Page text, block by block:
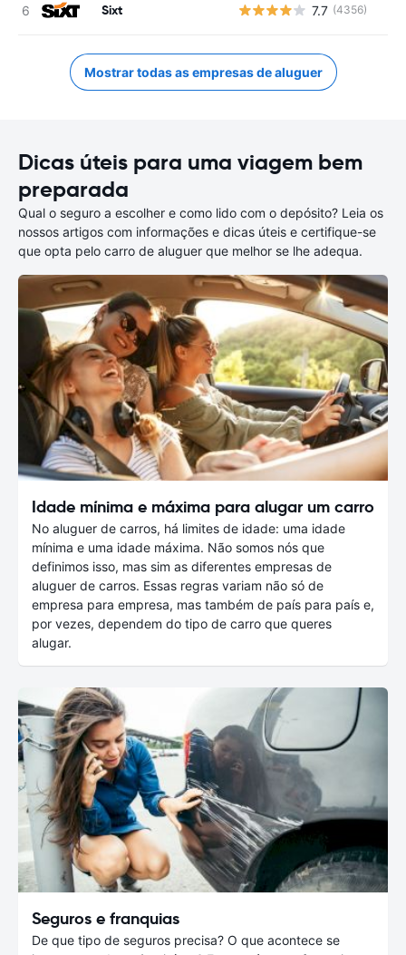
Sixt 7.7 (4356)
Mostrar todas as empresas de aluguer
Dicas úteis para uma viagem bem
preparada
Qual o seguro a escolher e como lido com o depósito? Leia os
nossos artigos com informações e dicas úteis e certifique-se
que opta pelo carro de aluguer que melhor se lhe adequa.
Idade mínima e máxima para alugar um carro
No aluguer de carros, há limites de idade: uma idade
mínima e uma idade máxima. Não somos nós que
definimos isso, mas sim as diferentes empresas de
aluguer de carros. Essas regras variam não só de
empresa para empresa, mas também de país para país e,
por vezes, dependem do tipo de carro que queres
alugar.
Seguros e franquias
De que tipo de seguros precisa? O que acontece se